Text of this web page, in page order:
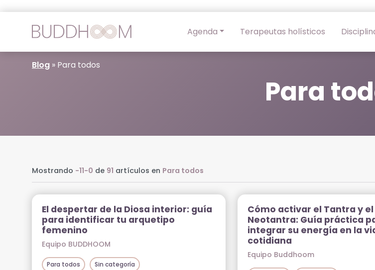
Agenda Terapeutas holísticos
Blog » Para todos
Para
Mostrando -11-0 de 91 artículos en Para todos
El despertar de la Diosa interior: guía
para identificar tu arquetipo
femenino
Equipo BUDDHOOM
Para todos Sin categoría
Cómo activar el Tantra y el
Neotantra: Guía práctica
integrar su energía en la
cotidiana
Equipo Buddhoom